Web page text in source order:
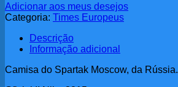
Adicionar aos meus desejos
Categoria: Times Europeus
Descrição
Informação adicional
Camisa do Spartak Moscow, da Rússia.